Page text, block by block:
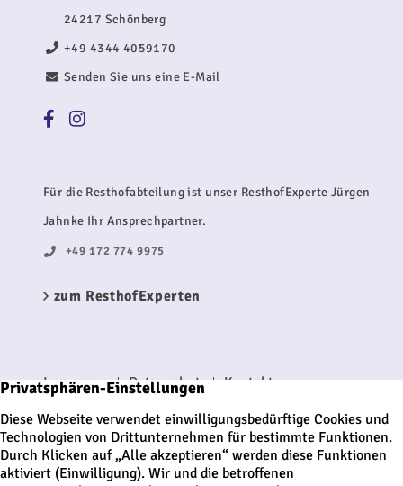
24217 Schönberg
+49 4344 4059170
Senden Sie uns eine E-Mail
Für die Resthofabteilung ist unser ResthofExperte Jürgen
Jahnke Ihr Ansprechpartner.
+49 172 774 9975
zum ResthofExperten
Impressum Datenschutz Kontakt